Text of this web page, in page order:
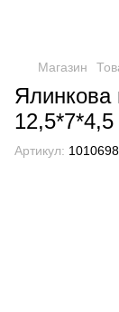
Магазин
Ялинкова
Артикул: 1010698